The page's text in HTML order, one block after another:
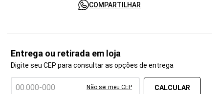
COMPARTILHAR
Entrega ou retirada em loja
Digite seu CEP para consultar as opções de entrega
Não sei meu CEP